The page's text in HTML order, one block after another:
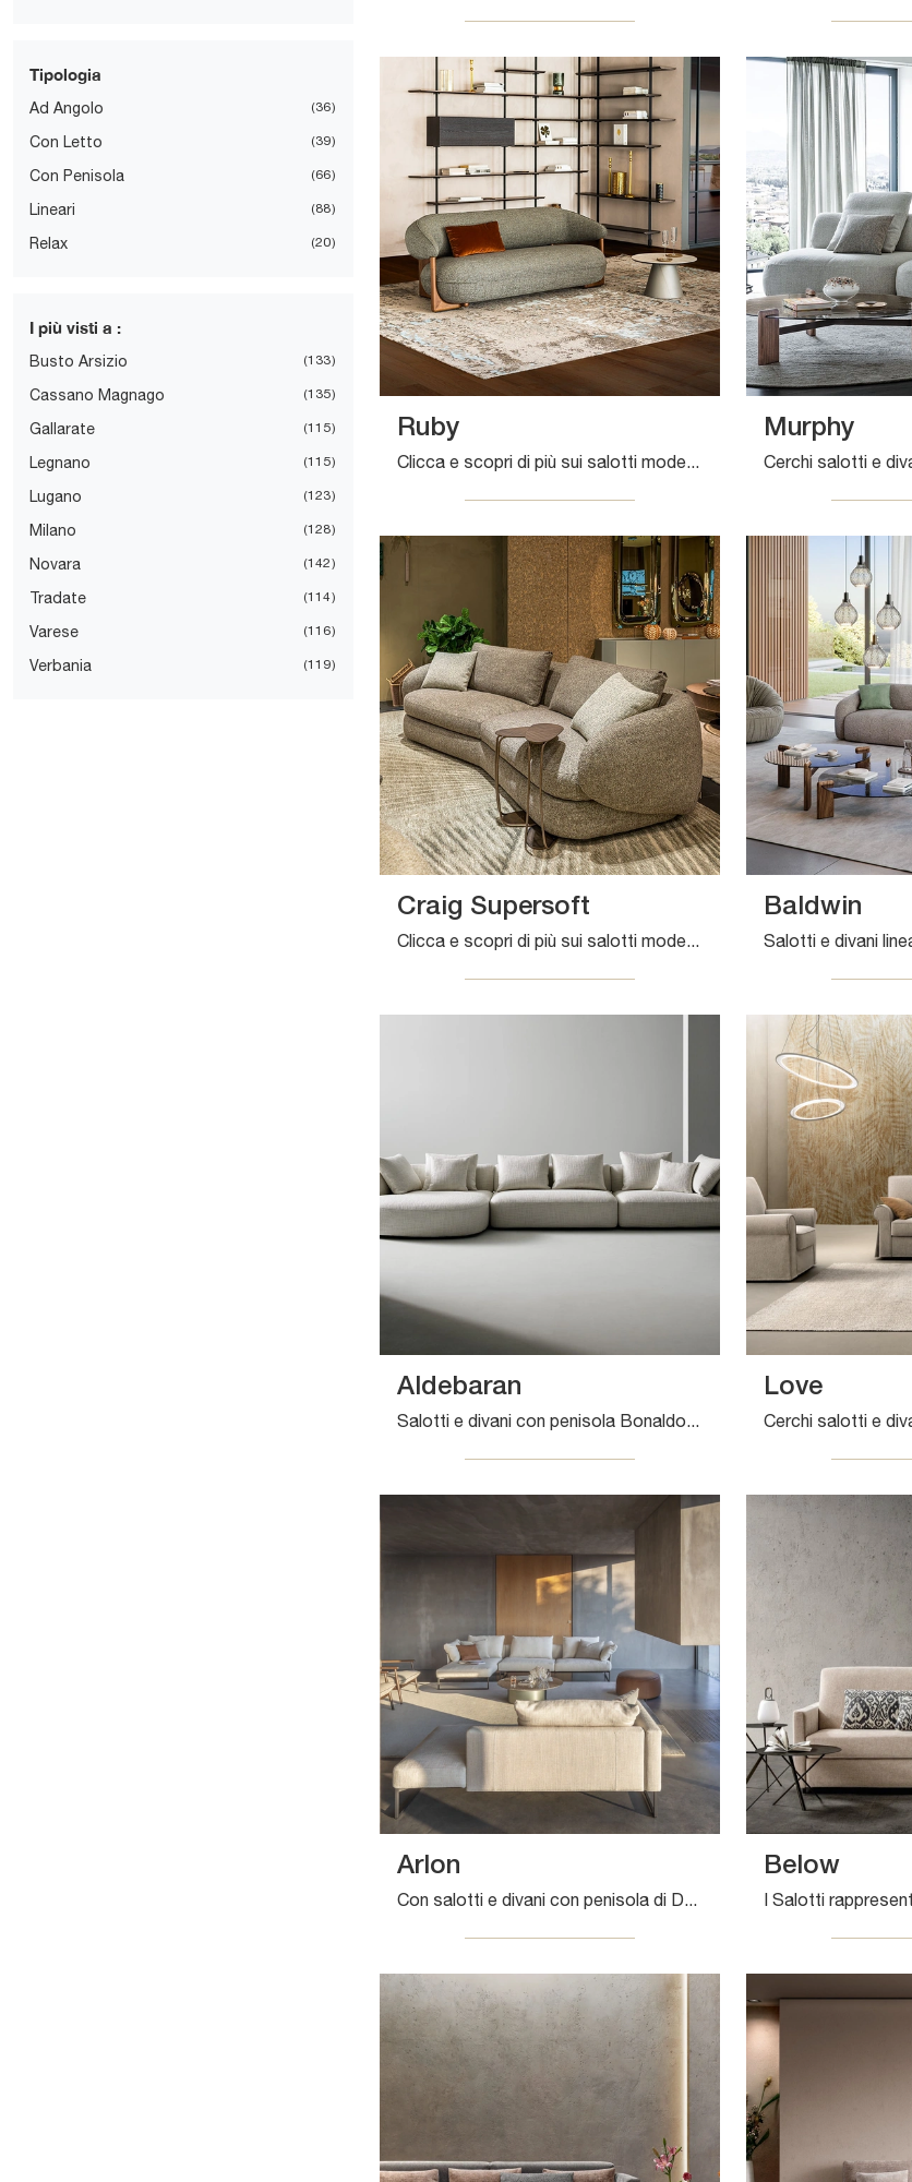
Tipologia
Ad Angolo 36
Con Letto 39
Con Penisola 66
Lineari 88
Relax 20
I più visti a :
Busto Arsizio 133
Cassano Magnago 135
Gallarate 115
Legnano 115
Lugano 123
Milano 128
Novara 142
Tradate 114
Varese 116
Verbania 119
Ruby
Clicca e scopri di più sui salotti moderni di Cattelan Italia! Differenti modelli di divani, come Ruby, ti attendono.
Murphy
Craig Supersoft
Clicca e scopri di più sui salotti moderni di Cattelan Italia! Molteplici modelli di divani, come Craig Supersoft, ti attendono.
Baldwin
Aldebaran
Salotti e divani con penisola Bonaldo: ti presentiamo il modello Aldebaran in tessuto per valorizzare il soggiorno.
Love
Arlon
Con salotti e divani con penisola di Desirèe come il modello Arlon in tessuto, potrai completare il tuo progetto d'arredo.
Below